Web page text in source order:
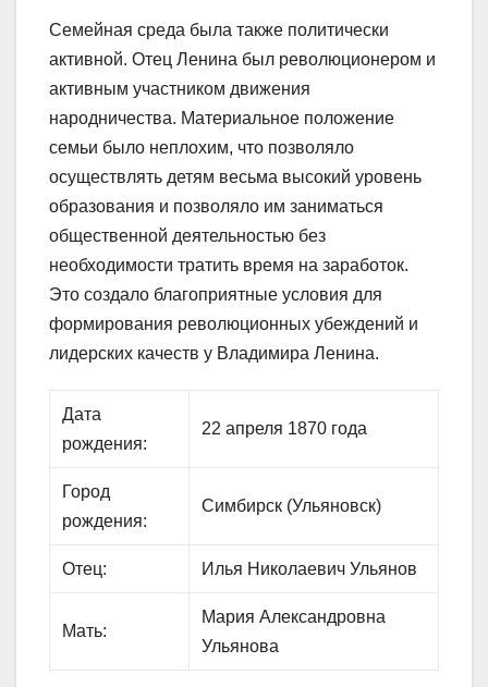
Семейная среда была также политически
активной. Отец Ленина был революционером и
активным участником движения
народничества. Материальное положение
семьи было неплохим, что позволяло
осуществлять детям весьма высокий уровень
образования и позволяло им заниматься
общественной деятельностью без
необходимости тратить время на заработок.
Это создало благоприятные условия для
формирования революционных убеждений и
лидерских качеств у Владимира Ленина.
Дата
рождения:
22 апреля 1870 года
Город
рождения:
Симбирск (Ульяновск)
Отец: Илья Николаевич Ульянов
Мать:
Мария Александровна
Ульянова